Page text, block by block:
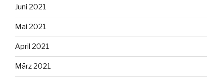
Juni 2021
Mai 2021
April 2021
März 2021